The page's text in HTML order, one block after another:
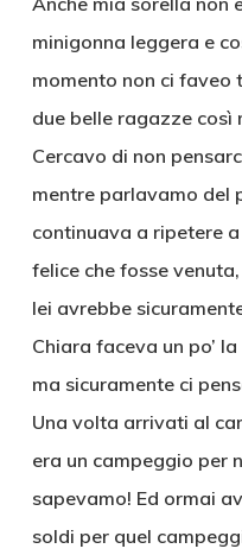
minigonna leggera e
momento non ci faveo
due belle ragazze così
Cercavo di non
mentre parlavamo del
continuava a ripetere
felice che fosse
lei avrebbe
Chiara faceva un po’
ma sicuramente ci
Una volta arrivati al
era un campeggio per
sapevamo! Ed ormai
soldi per quel